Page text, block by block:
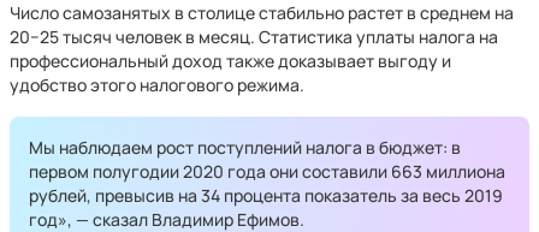
Число самозанятых в столице стабильно растет в среднем на
20−25 тысяч человек в месяц. Статистика уплаты налога на
профессиональный доход также доказывает выгоду и
удобство этого налогового режима.
Мы наблюдаем рост поступлений налога в бюджет: в
первом полугодии 2020 года они составили 663 миллиона
рублей, превысив на 34 процента показатель за весь 2019
год», — сказал Владимир Ефимов.